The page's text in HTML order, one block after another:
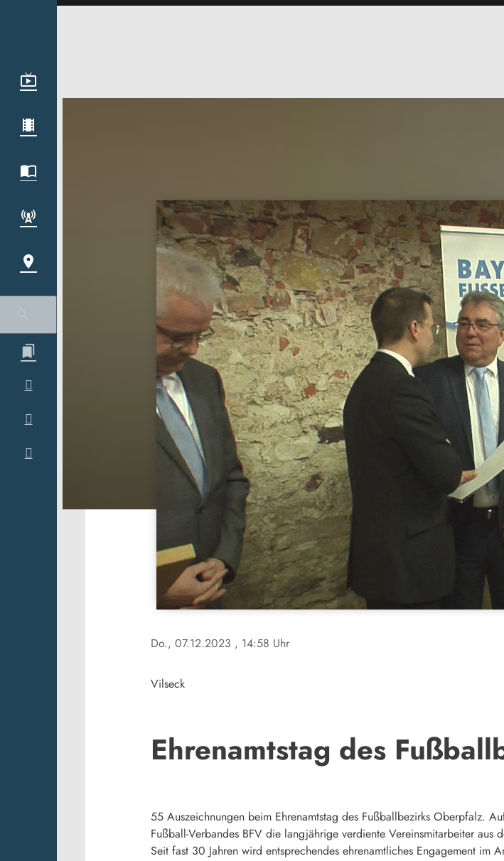
Do., 07.12.2023 , 14:58 Uhr
Vilseck
Ehrenamtstag des
55 Auszeichnungen beim Ehrenamtstag des Fußballbezirks Oberpfalz.
Fußball-Verbandes BFV die langjährige verdiente Vereinsmitarbeiter
Seit fast 30 Jahren wird entsprechendes ehrenamtliches Engagement